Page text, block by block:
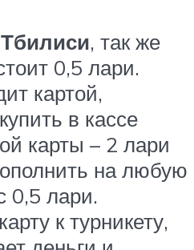
, так же
0,5 лари.
картой,
в кассе
карты – 2 лари
на любую
0,5 лари.
к турникету,